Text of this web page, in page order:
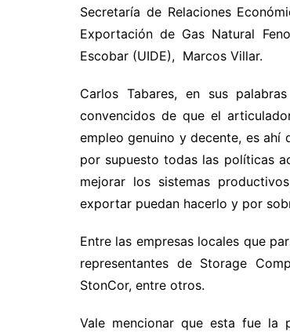
Secretaría de Relaciones
Exportación de Gas Natural
Escobar (UIDE), Marcos Villar.
Carlos Tabares, en sus
convencidos de que el
empleo genuino y decente, es
por supuesto todas las políticas
mejorar los sistemas
exportar puedan hacerlo y por
Entre las empresas locales que
representantes de Storage
StonCor, entre otros.
Vale mencionar que esta fue la